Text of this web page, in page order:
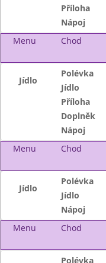
Příloha
Nápoj
Menu
Chod
Jídlo
Polévka
Jídlo
Příloha
Doplněk
Nápoj
Menu
Chod
Jídlo
Polévka
Jídlo
Nápoj
Menu
Chod
Polévka